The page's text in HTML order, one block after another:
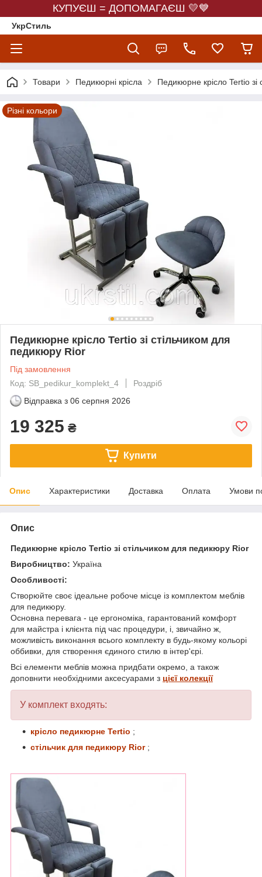
КУПУЄШ = ДОПОМАГАЄШ 💛💙
УкрСтиль
Товари Педикюрні крісла Педикюрне крісло Tertio
Різні кольори
Педикюрне крісло Tertio зі стільчиком для
педикюру Rior
Під замовлення
Код: SB_pedikur_komplekt_4
Роздріб
Відправка з 06 серпня 2026
19 325 ₴
Купити
Опис Характеристики Доставка Оплата Умови
Опис
Педикюрне крісло Tertio зі стільчиком для педикюру Rior
Виробництво: Україна
Особливості:
Створюйте своє ідеальне робоче місце із комплектом меблів
для педикюру.
Основна перевага - це ергономіка, гарантований комфорт
для майстра і клієнта під час процедури, і, звичайно ж,
можливість виконання всього комплекту в будь-якому кольорі
оббивки, для створення єдиного стилю в інтер'єрі.
Всі елементи меблів можна придбати окремо, а також
доповнити необхідними аксесуарами з цієї колекції
У комплект входять:
крісло педикюрне Tertio ;
стільчик для педикюру Rior ;